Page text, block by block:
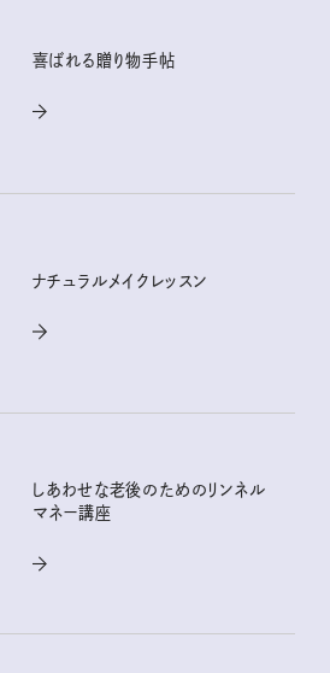
喜ばれる贈り物手帖
ナチュラルメイクレッスン
しあわせな老後のためのリンネル
マネー講座